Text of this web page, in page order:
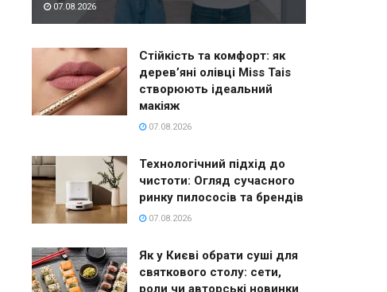
07.08.2026
Стійкість та комфорт: як
дерев’яні олівці Miss Tais
створюють ідеальний
макіяж
07.08.2026
Технологічний підхід до
чистоти: Огляд сучасного
ринку пилососів та брендів
07.08.2026
Як у Києві обрати суші для
святкового столу: сети,
роли чи авторські новинки